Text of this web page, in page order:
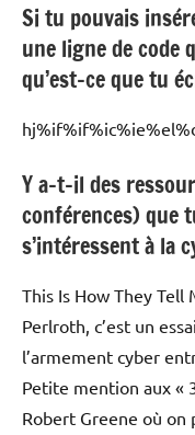
Si tu pouvais
une ligne de code
qu’est-ce que tu
Y a-t-il des
conférences) que
s’intéressent à la
This Is How They Tell
Perlroth, c’est un
l’armement cyber
Petite mention aux «
Robert Greene où